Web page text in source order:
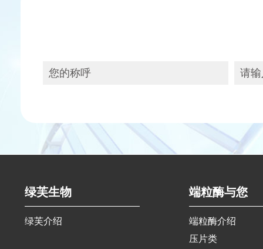
绿芙生物
绿芙介绍
端粒酶与您
端粒酶介绍
压片类